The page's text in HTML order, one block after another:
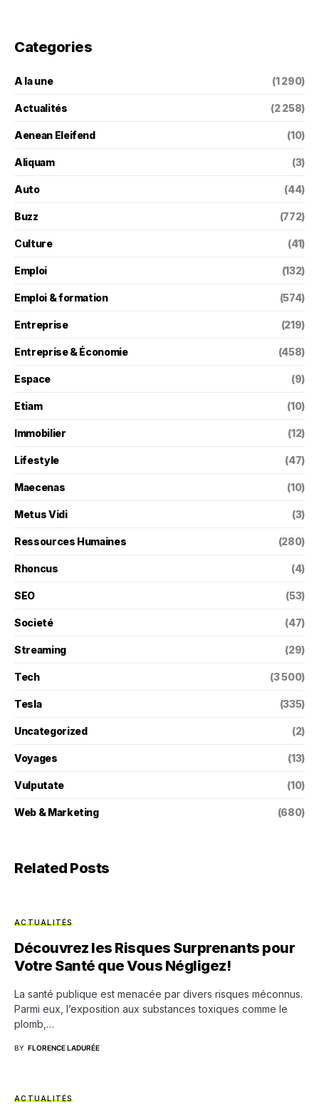
Categories
A la une (1 290)
Actualités (2 258)
Aenean Eleifend (10)
Aliquam (3)
Auto (44)
Buzz (772)
Culture (41)
Emploi (132)
Emploi & formation (574)
Entreprise (219)
Entreprise & Économie (458)
Espace (9)
Etiam (10)
Immobilier (12)
Lifestyle (47)
Maecenas (10)
Metus Vidi (3)
Ressources Humaines (280)
Rhoncus (4)
SEO (53)
Societé (47)
Streaming (29)
Tech (3 500)
Tesla (335)
Uncategorized (2)
Voyages (13)
Vulputate (10)
Web & Marketing (680)
Related Posts
ACTUALITÉS
Découvrez les Risques Surprenants pour
Votre Santé que Vous Négligez!
La santé publique est menacée par divers risques méconnus.
Parmi eux, l’exposition aux substances toxiques comme le
plomb,…
BY FLORENCE LADURÉE
ACTUALITÉS